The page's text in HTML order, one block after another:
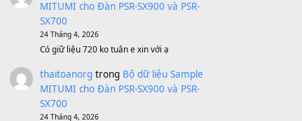
Bánh xe Pa600 Pa900
500,000
Cũ
1,200,000₫